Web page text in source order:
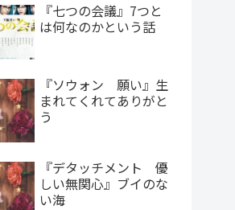
『七つの会議』7つと
は何なのかという話
『ソウォン 願い』生
まれてくれてありがと
う
『デタッチメント 優
しい無関心』ブイのな
い海